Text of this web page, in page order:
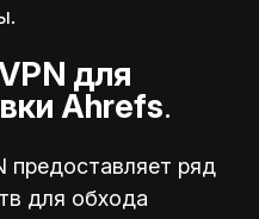
для
Ahrefs.
предоставляет ряд
для обхода